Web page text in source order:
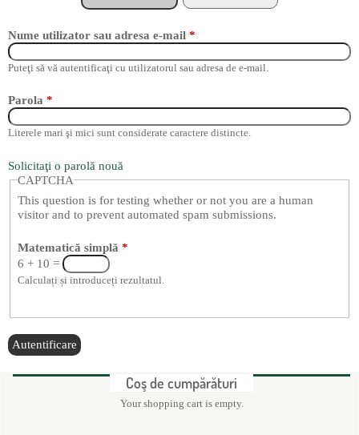
e
c
u
t
r
e
Nume utilizator sau adresa e-mail *
Puteţi să vă autentificaţi cu utilizatorul sau adresa de e-mail.
Parola *
Literele mari şi mici sunt considerate caractere distincte.
Solicitaţi o parolă nouă
CAPTCHA
This question is for testing whether or not you are a human
visitor and to prevent automated spam submissions.
Matematică simplă*
6 + 10 =
Calculați și introduceți rezultatul.
Coş de cumpărături
Your shopping cart is empty.